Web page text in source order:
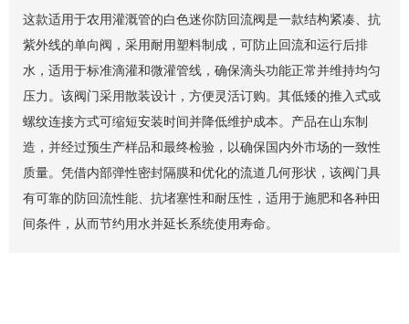
这款适用于农用灌溉管的白色迷你防回流阀是一款结构紧凑、抗
紫外线的单向阀，采用耐用塑料制成，可防止回流和运行后排
水，适用于标准滴灌和微灌管线，确保滴头功能正常并维持均匀
压力。该阀门采用散装设计，方便灵活订购。其低矮的推入式或
螺纹连接方式可缩短安装时间并降低维护成本。产品在山东制
造，并经过预生产样品和最终检验，以确保国内外市场的一致性
质量。凭借内部弹性密封隔膜和优化的流道几何形状，该阀门具
有可靠的防回流性能、抗堵塞性和耐压性，适用于施肥和各种田
间条件，从而节约用水并延长系统使用寿命。